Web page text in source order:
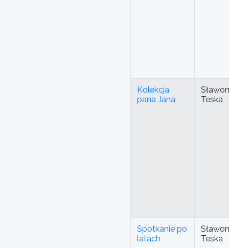
Kolekcja
pana Jana
Teska
Spotkanie po
latach
Teska